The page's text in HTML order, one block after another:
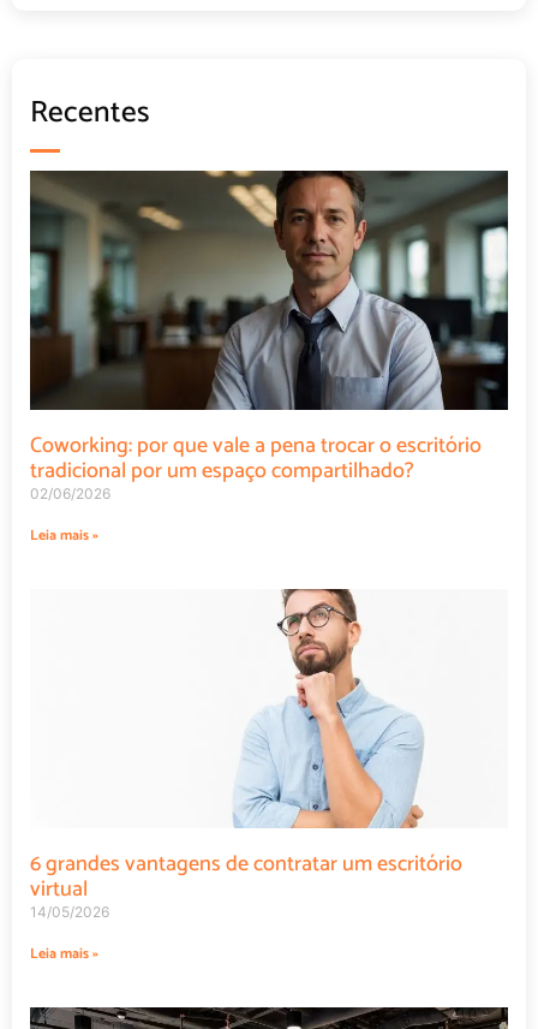
Recentes
Coworking: por que vale a pena trocar o escritório
tradicional por um espaço compartilhado?
02/06/2026
Leia mais »
6 grandes vantagens de contratar um escritório
virtual
14/05/2026
Leia mais »